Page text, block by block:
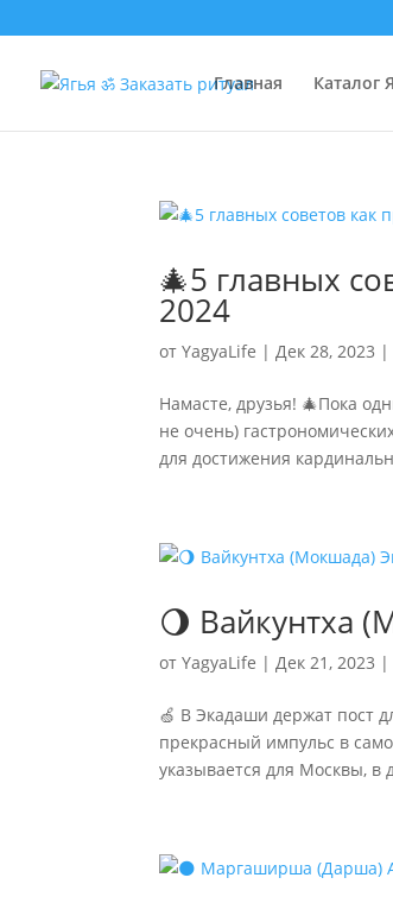
Главная Каталог
🎄5 главных
2024
отYagyaLife |Дек 28, 2023 |
Намасте, друзья! 🎄Пока
не очень)
для достижения
🌖 Вайкунтха
отYagyaLife |Дек 21, 2023
🍏 В Экадаши держат пост
прекрасный импульс в
указывается для Москвы, в